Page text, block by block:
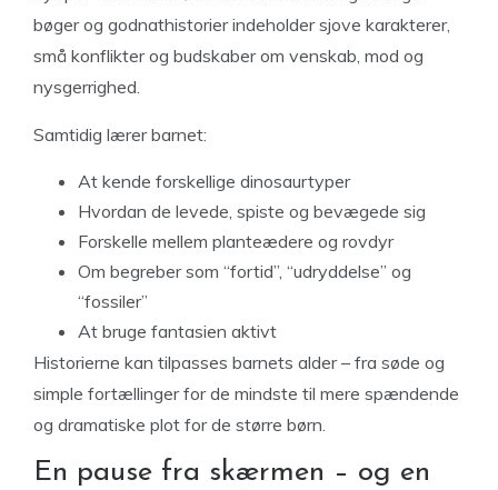
bøger og godnathistorier indeholder sjove karakterer,
små konflikter og budskaber om venskab, mod og
nysgerrighed.
Samtidig lærer barnet:
At kende forskellige dinosaurtyper
Hvordan de levede, spiste og bevægede sig
Forskelle mellem planteædere og rovdyr
Om begreber som “fortid”, “udryddelse” og
“fossiler”
At bruge fantasien aktivt
Historierne kan tilpasses barnets alder – fra søde og
simple fortællinger for de mindste til mere spændende
og dramatiske plot for de større børn.
En pause fra skærmen – og en